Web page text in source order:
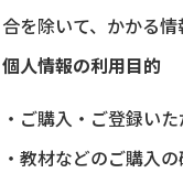
合を除いて、かかる情
個人情報の利用目的
・ご購入・ご登録い
・教材などのご購入